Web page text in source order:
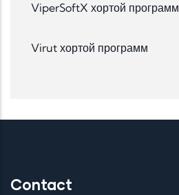
ViperSoftX хортой программ
Virut хортой программ
Contact